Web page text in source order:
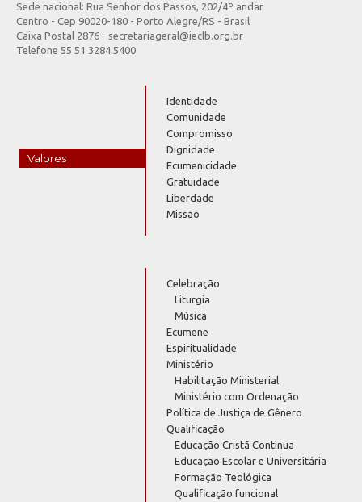
Sede nacional: Rua Senhor dos Passos, 202/4º andar
Centro - Cep 90020-180 - Porto Alegre/RS - Brasil
Caixa Postal 2876 - secretariageral@ieclb.org.br
Telefone 55 51 3284.5400
Valores
Identidade
Comunidade
Compromisso
Dignidade
Ecumenicidade
Gratuidade
Liberdade
Missão
Celebração
Liturgia
Música
Ecumene
Espiritualidade
Ministério
Habilitação Ministerial
Ministério com Ordenação
Política de Justiça de Gênero
Qualificação
Educação Cristã Contínua
Educação Escolar e Universitária
Formação Teológica
Qualificação funcional